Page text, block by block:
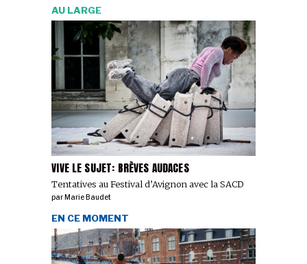
VIVE LE SUJET: BRÈVES AUDACES
Tentatives au Festival d’Avignon avec la SACD
AU LARGE
parMarie Baudet
EN CE MOMENT